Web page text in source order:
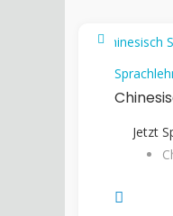
Jetzt